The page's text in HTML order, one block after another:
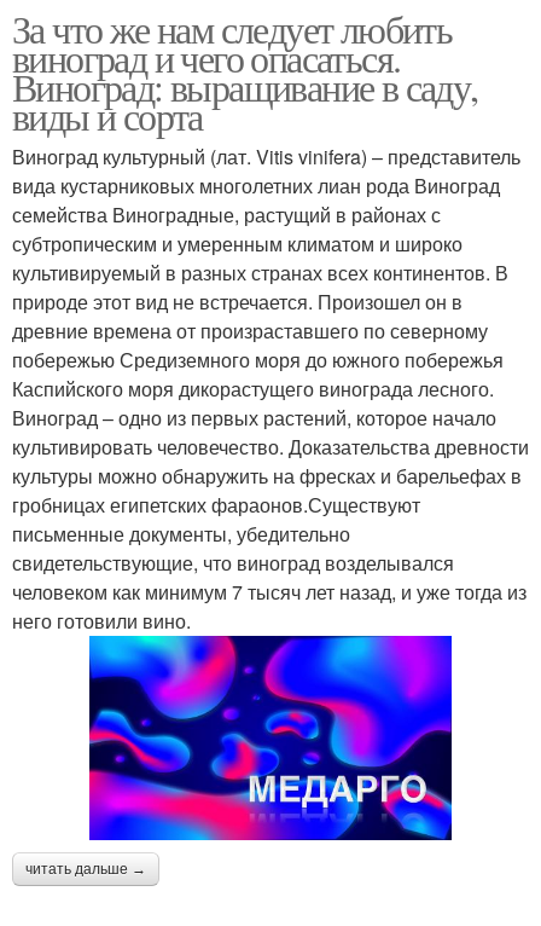
За что же нам следует любить
виноград и чего опасаться.
Виноград: выращивание в саду,
виды и сорта
Виноград культурный (лат. Vitis vinifera) – представитель
вида кустарниковых многолетних лиан рода Виноград
семейства Виноградные, растущий в районах с
субтропическим и умеренным климатом и широко
культивируемый в разных странах всех континентов. В
природе этот вид не встречается. Произошел он в
древние времена от произраставшего по северному
побережью Средиземного моря до южного побережья
Каспийского моря дикорастущего винограда лесного.
Виноград – одно из первых растений, которое начало
культивировать человечество. Доказательства древности
культуры можно обнаружить на фресках и барельефах в
гробницах египетских фараонов.Существуют
письменные документы, убедительно
свидетельствующие, что виноград возделывался
человеком как минимум 7 тысяч лет назад, и уже тогда из
него готовили вино.
читать дальше →